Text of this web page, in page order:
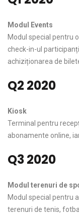
Modul Events
Modul special pentru
check-in-ul
achiziționarea de
Q2 2020
Kiosk
Terminal pentru
abonamente online,
Q3 2020
Modul terenuri de
Modul special pentru
terenuri de tenis,